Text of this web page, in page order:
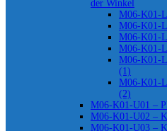
der Winkel
M06-K01-
M06-K01-
M06-K01-
M06-K01-
M06-K01-
(1)
M06-K01-
(2)
M06-K01-U01 –
M06-K01-U02 –
M06-K01-U03 –